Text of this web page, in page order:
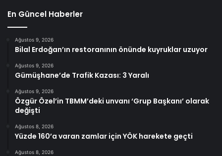
En Güncel Haberler
Ağustos 9, 2026
Bilal Erdoğan’ın restoranının önünde kuyruklar uzuyor
Ağustos 9, 2026
Gümüşhane’de Trafik Kazası: 3 Yaralı
Ağustos 9, 2026
Özgür Özel’in TBMM’deki unvanı ‘Grup Başkanı’ olarak
değişti
Ağustos 8, 2026
Yüzde 160’a varan zamlar için YÖK harekete geçti
Ağustos 8, 2026